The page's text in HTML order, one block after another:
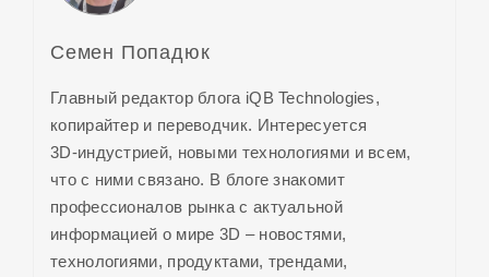
Семен Попадюк
Главный редактор блога iQB Technologies,
копирайтер и переводчик. Интересуется
3D-индустрией, новыми технологиями и всем,
что с ними связано. В блоге знакомит
профессионалов рынка с актуальной
информацией о мире 3D – новостями,
технологиями, продуктами, трендами,